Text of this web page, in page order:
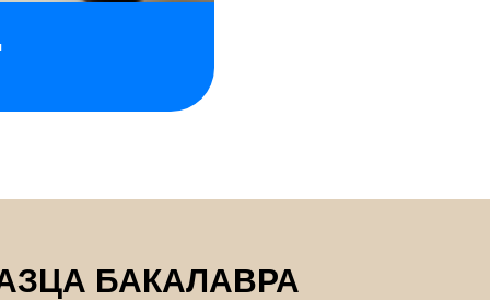
БАКАЛАВРА